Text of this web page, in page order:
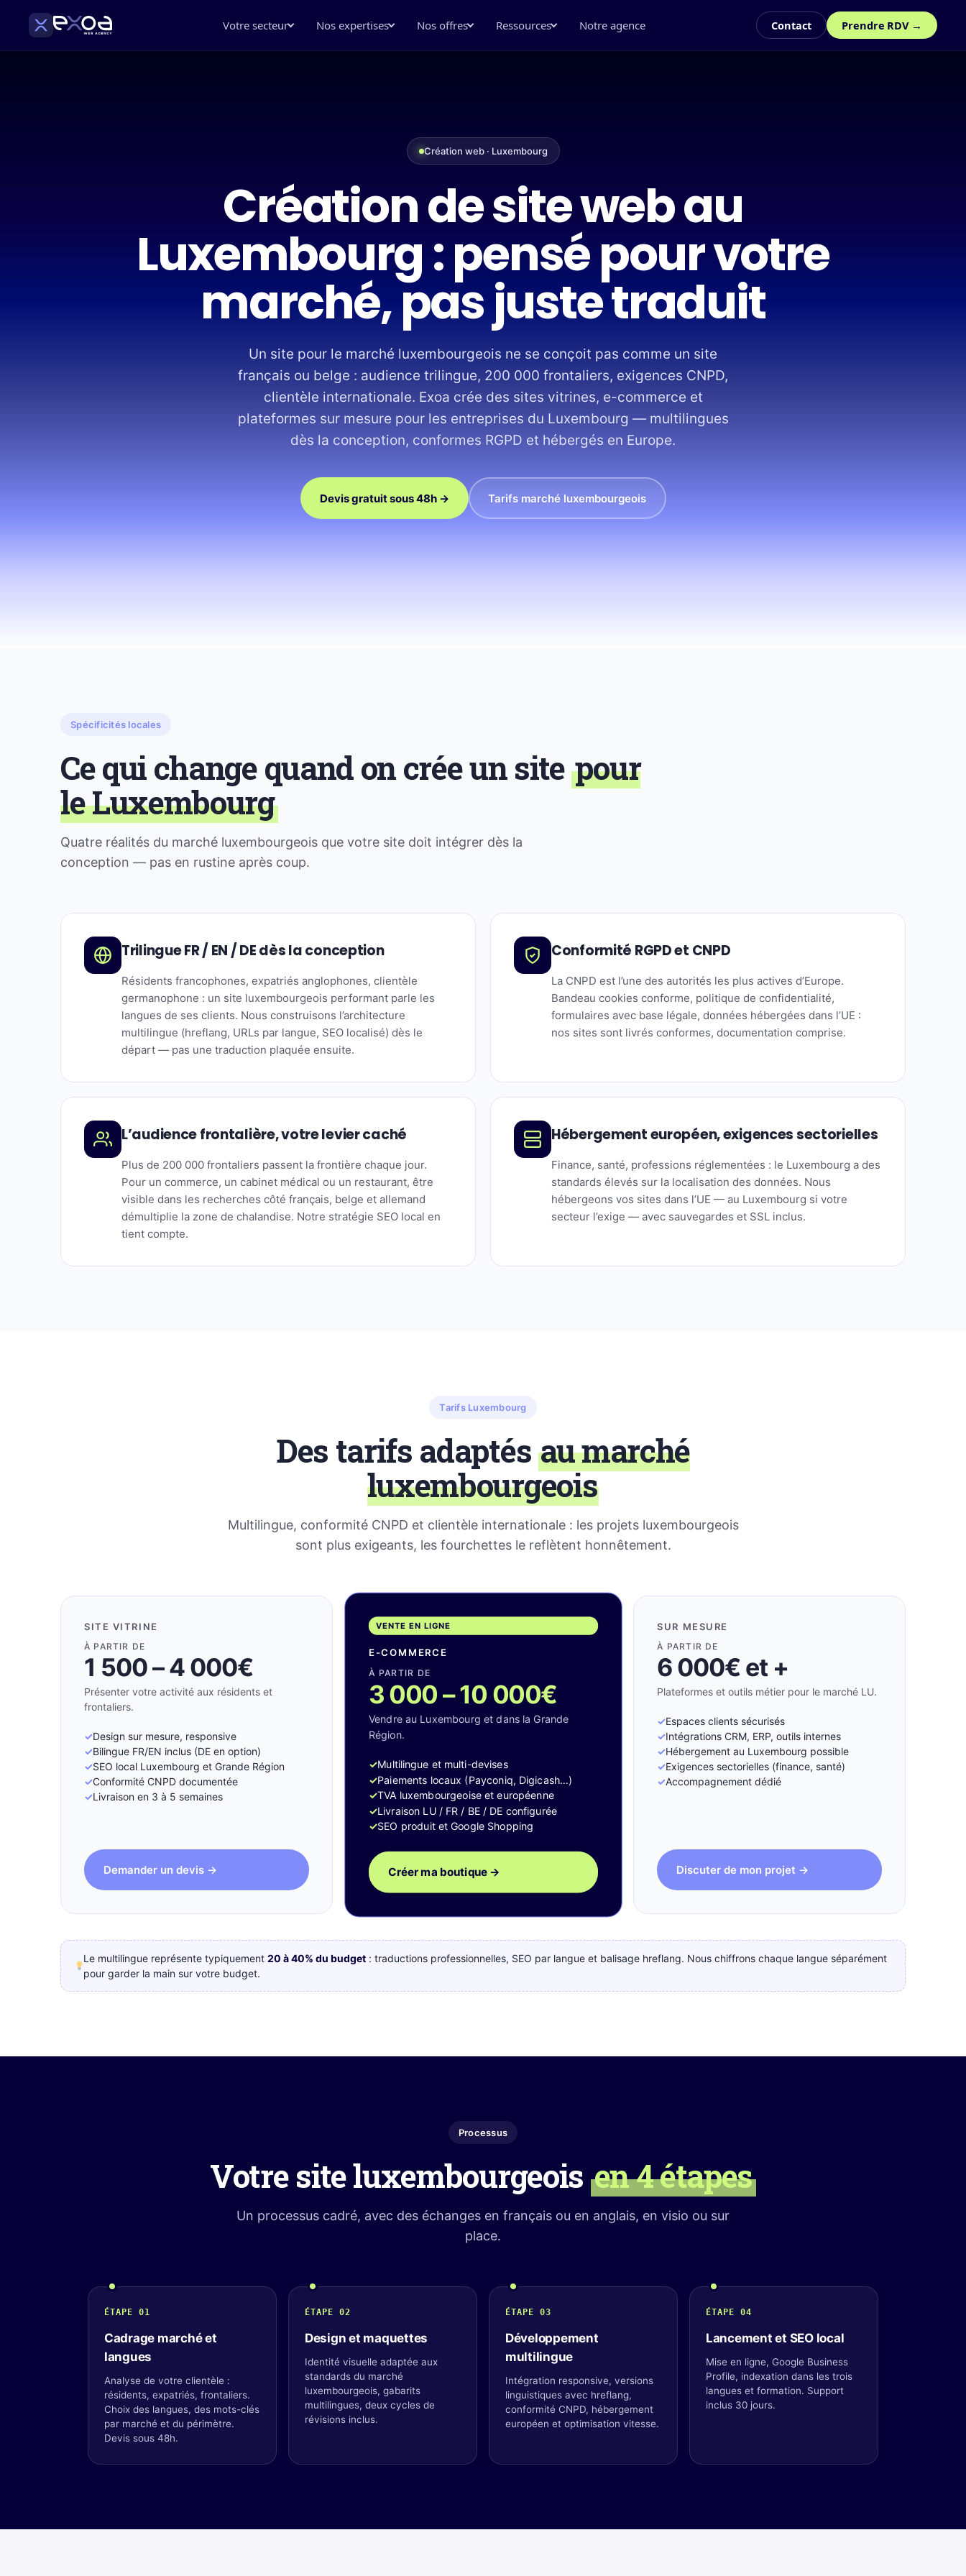
Votre secteur Nos expertises Nos offres Ressources Notre agence Contact Prendre RDV →
Création web · Luxembourg
Création de site web au
Luxembourg : pensé pour votre
marché, pas juste traduit
Un site pour le marché luxembourgeois ne se conçoit pas comme un site
français ou belge : audience trilingue, 200 000 frontaliers, exigences CNPD,
clientèle internationale. Exoa crée des sites vitrines, e-commerce et
plateformes sur mesure pour les entreprises du Luxembourg — multilingues
dès la conception, conformes RGPD et hébergés en Europe.
Devis gratuit sous 48h → Tarifs marché luxembourgeois
Spécificités locales
Ce qui change quand on crée un sitepour
le Luxembourg
Quatre réalités du marché luxembourgeois que votre site doit intégrer dès la
conception — pas en rustine après coup.
Trilingue FR / EN / DE dès la conception
Résidents francophones, expatriés anglophones, clientèle
germanophone : un site luxembourgeois performant parle les
langues de ses clients. Nous construisons l’architecture
multilingue (hreflang, URLs par langue, SEO localisé) dès le
départ — pas une traduction plaquée ensuite.
Conformité RGPD et CNPD
La CNPD est l’une des autorités les plus actives d’Europe.
Bandeau cookies conforme, politique de confidentialité,
formulaires avec base légale, données hébergées dans l’UE :
nos sites sont livrés conformes, documentation comprise.
L’audience frontalière, votre levier caché
Plus de 200 000 frontaliers passent la frontière chaque jour.
Pour un commerce, un cabinet médical ou un restaurant, être
visible dans les recherches côté français, belge et allemand
démultiplie la zone de chalandise. Notre stratégie SEO local en
tient compte.
Hébergement européen, exigences sectorielles
Finance, santé, professions réglementées : le Luxembourg a des
standards élevés sur la localisation des données. Nous
hébergeons vos sites dans l’UE — au Luxembourg si votre
secteur l’exige — avec sauvegardes et SSL inclus.
Tarifs Luxembourg
Des tarifs adaptés au marché
luxembourgeois
Multilingue, conformité CNPD et clientèle internationale : les projets luxembourgeois
sont plus exigeants, les fourchettes le reflètent honnêtement.
SITE VITRINE
À PARTIR DE
1 500 – 4 000€
Présenter votre activité aux résidents et
frontaliers.
Design sur mesure, responsive
Bilingue FR/EN inclus (DE en option)
SEO local Luxembourg et Grande Région
Conformité CNPD documentée
Livraison en 3 à 5 semaines
Demander un devis →
VENTE EN LIGNE
E-COMMERCE
À PARTIR DE
3 000 – 10 000€
Vendre au Luxembourg et dans la Grande
Région.
Multilingue et multi-devises
Paiements locaux (Payconiq, Digicash…)
TVA luxembourgeoise et européenne
Livraison LU / FR / BE / DE configurée
SEO produit et Google Shopping
Créer ma boutique →
SUR MESURE
À PARTIR DE
6 000€ et +
Plateformes et outils métier pour le marché LU.
Espaces clients sécurisés
Intégrations CRM, ERP, outils internes
Hébergement au Luxembourg possible
Exigences sectorielles (finance, santé)
Accompagnement dédié
Discuter de mon projet →
Le multilingue représente typiquement20 à 40% du budget : traductions professionnelles, SEO par langue et balisage hreflang. Nous chiffrons chaque langue séparément
pour garder la main sur votre budget.
Processus
Votre site luxembourgeois en 4 étapes
Un processus cadré, avec des échanges en français ou en anglais, en visio ou sur
place.
ÉTAPE 01
Cadrage marché et
langues
Analyse de votre clientèle :
résidents, expatriés, frontaliers.
Choix des langues, des mots-clés
par marché et du périmètre.
Devis sous 48h.
ÉTAPE 02
Design et maquettes
Identité visuelle adaptée aux
standards du marché
luxembourgeois, gabarits
multilingues, deux cycles de
révisions inclus.
ÉTAPE 03
Développement
multilingue
Intégration responsive, versions
linguistiques avec hreflang,
conformité CNPD, hébergement
européen et optimisation vitesse.
ÉTAPE 04
Lancement et SEO local
Mise en ligne, Google Business
Profile, indexation dans les trois
langues et formation. Support
inclus 30 jours.